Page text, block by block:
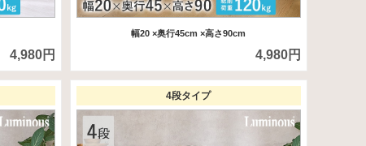
4,980円
幅20 ×奥行45cm ×高さ90cm
4,980円
4段タイプ